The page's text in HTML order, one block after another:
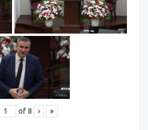
of 8 › »